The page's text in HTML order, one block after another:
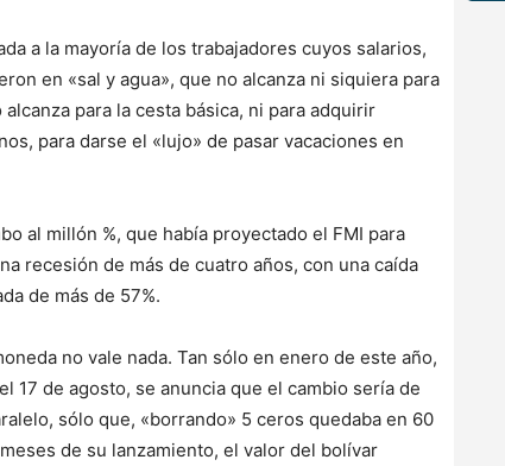
a la mayoría de los trabajadores cuyos salarios,
en «sal y agua», que no alcanza ni siquiera para
para la cesta básica, ni para adquirir
para darse el «lujo» de pasar vacaciones en
al millón %, que había proyectado el FMI para
recesión de más de cuatro años, con una caída
de más de 57%.
no vale nada. Tan sólo en enero de este año,
17 de agosto, se anuncia que el cambio sería de
sólo que, «borrando» 5 ceros quedaba en 60
de su lanzamiento, el valor del bolívar